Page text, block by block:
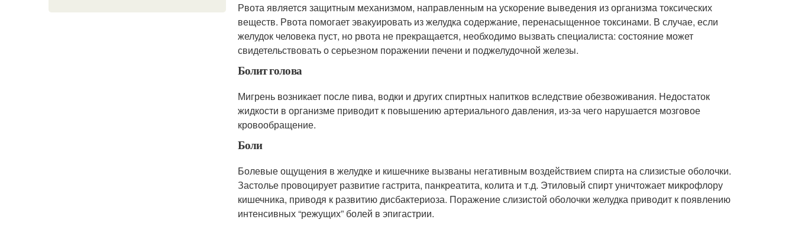
Рвота является защитным механизмом, направленным на ускорение выведения из организма токсических
веществ. Рвота помогает эвакуировать из желудка содержание, перенасыщенное токсинами. В случае, если
желудок человека пуст, но рвота не прекращается, необходимо вызвать специалиста: состояние может
свидетельствовать о серьезном поражении печени и поджелудочной железы.
Болит голова
Мигрень возникает после пива, водки и других спиртных напитков вследствие обезвоживания. Недостаток
жидкости в организме приводит к повышению артериального давления, из-за чего нарушается мозговое
кровообращение.
Боли
Болевые ощущения в желудке и кишечнике вызваны негативным воздействием спирта на слизистые оболочки.
Застолье провоцирует развитие гастрита, панкреатита, колита и т.д. Этиловый спирт уничтожает микрофлору
кишечника, приводя к развитию дисбактериоза. Поражение слизистой оболочки желудка приводит к появлению
интенсивных “режущих” болей в эпигастрии.